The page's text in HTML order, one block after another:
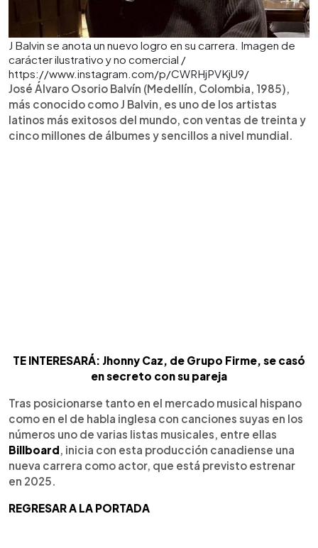
J Balvin se anota un nuevo logro en su carrera. Imagen de
carácter ilustrativo y no comercial /
https://www.instagram.com/p/CWRHjPVKjU9/
José Álvaro Osorio Balvín (Medellín, Colombia, 1985),
más conocido como J Balvin, es uno de los artistas
latinos más exitosos del mundo, con ventas de treinta y
cinco millones de álbumes y sencillos a nivel mundial.
TE INTERESARÁ: Jhonny Caz, de Grupo Firme, se casó
en secreto con su pareja
Tras posicionarse tanto en el mercado musical hispano
como en el de habla inglesa con canciones suyas en los
números uno de varias listas musicales, entre ellas
Billboard , inicia con esta producción canadiense una
nueva carrera como actor, que está previsto estrenar
en 2025.
REGRESAR A LA PORTADA